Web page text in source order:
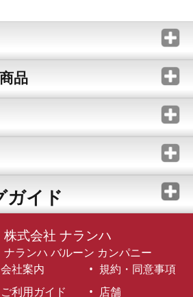
品
ガイド
株式会社 ナランハ
ナランハ バルーン カンパニー
会社案内
規約・同意事項
ご利用ガイド 店舗